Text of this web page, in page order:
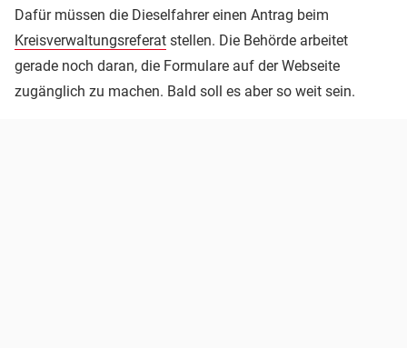
Dafür müssen die Dieselfahrer einen Antrag beim
Kreisverwaltungsreferat stellen. Die Behörde arbeitet
gerade noch daran, die Formulare auf der Webseite
zugänglich zu machen. Bald soll es aber so weit sein.